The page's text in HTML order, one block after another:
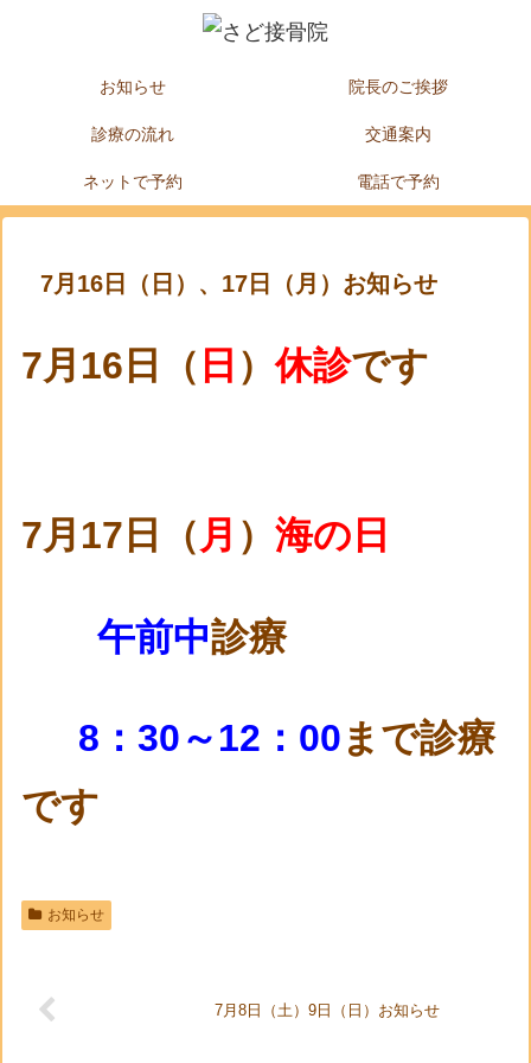
お知らせ 院長のご挨拶
診療の流れ 交通案内
ネットで予約 電話で予約
7月16日（日）、17日（月）お知らせ
7月16日（ 日 ）休診です
7月17日（ 月 ）海の日
午前中診療
8：30～12：00まで診療
です
お知らせ
7月8日（土）9日（日）お知らせ